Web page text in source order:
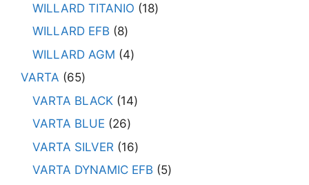
WILLARD TITANIO
18
WILLARD EFB
8
WILLARD AGM
4
VARTA
65
VARTA BLACK 14
VARTA BLUE
26
VARTA SILVER
16
VARTA DYNAMIC EFB
5